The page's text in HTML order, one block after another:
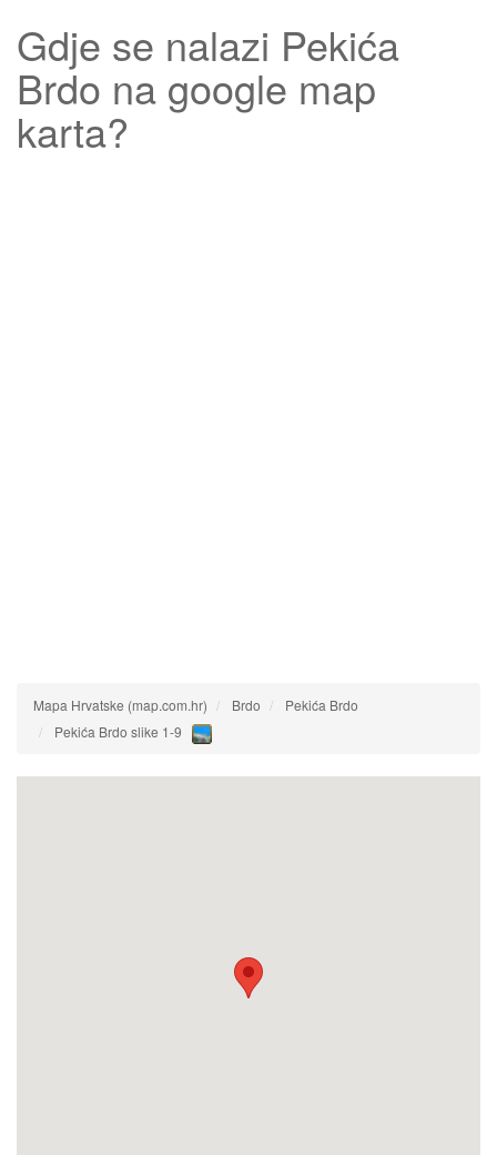
Gdje se nalazi Pekića
Brdo na google map
karta?
Mapa Hrvatske (map.com.hr) Brdo
Pekića Brdo
Pekića Brdo slike 1-9